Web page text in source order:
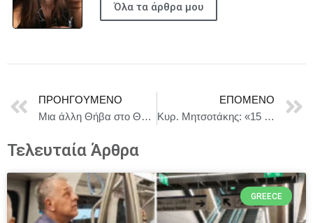
Όλα τα άρθρα μου
ΠΡΟΗΓΟΎΜΕΝΟ
Μια άλλη Θήβα στο Θέατρο Κνωσός
ΕΠΌΜΕΝΟ
Κυρ. Μητσοτάκης: «15 πολιτικές της κυβέρνησης για την εργασία»
Τελευταία Άρθρα
GREECE